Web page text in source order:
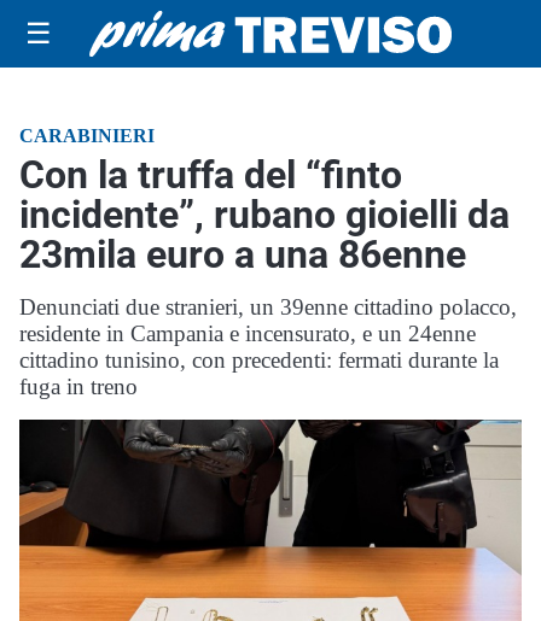
☰
CARABINIERI
Con la truffa del “finto
incidente”, rubano gioielli da
23mila euro a una 86enne
Denunciati due stranieri, un 39enne cittadino polacco,
residente in Campania e incensurato, e un 24enne
cittadino tunisino, con precedenti: fermati durante la
fuga in treno